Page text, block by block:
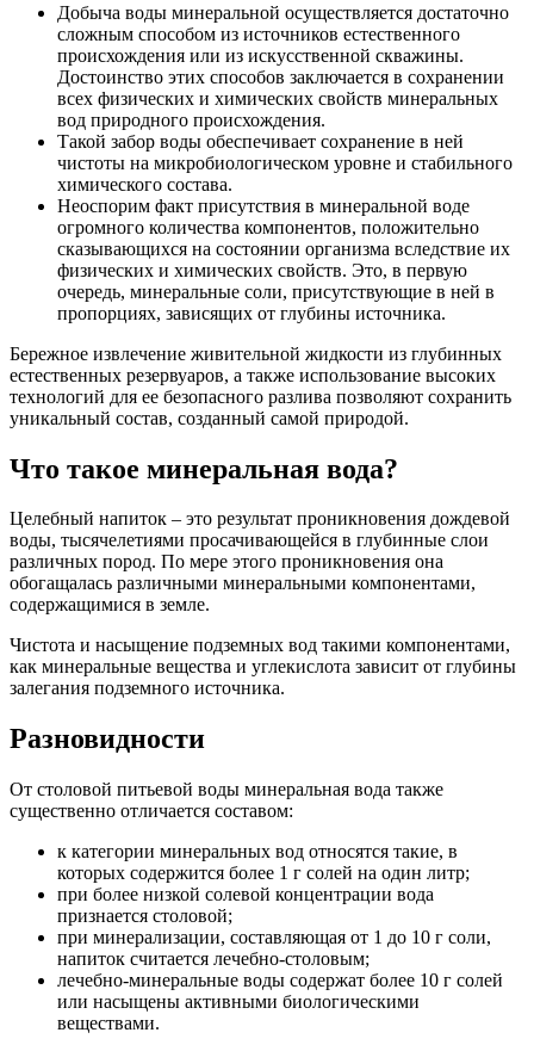
Добыча воды минеральной осуществляется достаточно
сложным способом из источников естественного
происхождения или из искусственной скважины.
Достоинство этих способов заключается в сохранении
всех физических и химических свойств минеральных
вод природного происхождения.
Такой забор воды обеспечивает сохранение в ней
чистоты на микробиологическом уровне и стабильного
химического состава.
Неоспорим факт присутствия в минеральной воде
огромного количества компонентов, положительно
сказывающихся на состоянии организма вследствие их
физических и химических свойств. Это, в первую
очередь, минеральные соли, присутствующие в ней в
пропорциях, зависящих от глубины источника.
Бережное извлечение живительной жидкости из глубинных
естественных резервуаров, а также использование высоких
технологий для ее безопасного разлива позволяют сохранить
уникальный состав, созданный самой природой.
Что такое минеральная вода?
Целебный напиток – это результат проникновения дождевой
воды, тысячелетиями просачивающейся в глубинные слои
различных пород. По мере этого проникновения она
обогащалась различными минеральными компонентами,
содержащимися в земле.
Чистота и насыщение подземных вод такими компонентами,
как минеральные вещества и углекислота зависит от глубины
залегания подземного источника.
Разновидности
От столовой питьевой воды минеральная вода также
существенно отличается составом:
к категории минеральных вод относятся такие, в
которых содержится более 1 г солей на один литр;
при более низкой солевой концентрации вода
признается столовой;
при минерализации, составляющая от 1 до 10 г соли,
напиток считается лечебно-столовым;
лечебно-минеральные воды содержат более 10 г солей
или насыщены активными биологическими
веществами.